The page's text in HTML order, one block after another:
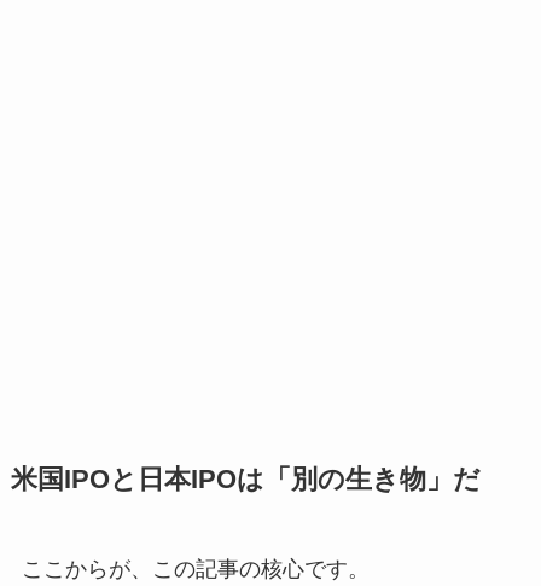
米国IPOと日本IPOは「別の生き物」だ
ここからが、この記事の核心です。